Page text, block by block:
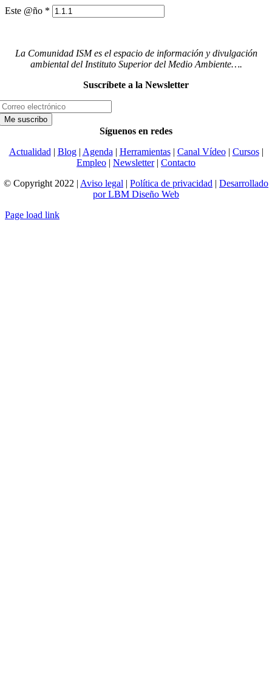
Este @ño *
La Comunidad ISM es el espacio de información y divulgación
ambiental del Instituto Superior del Medio Ambiente….
Suscríbete a la Newsletter
Síguenos en redes
Actualidad | Blog| Agenda | Herramientas| Canal Vídeo| Cursos|
Empleo | Newsletter| Contacto
© Copyright 2022 | Aviso legal | Política de privacidad | Desarrollado
por LBM Diseño Web
Page load link